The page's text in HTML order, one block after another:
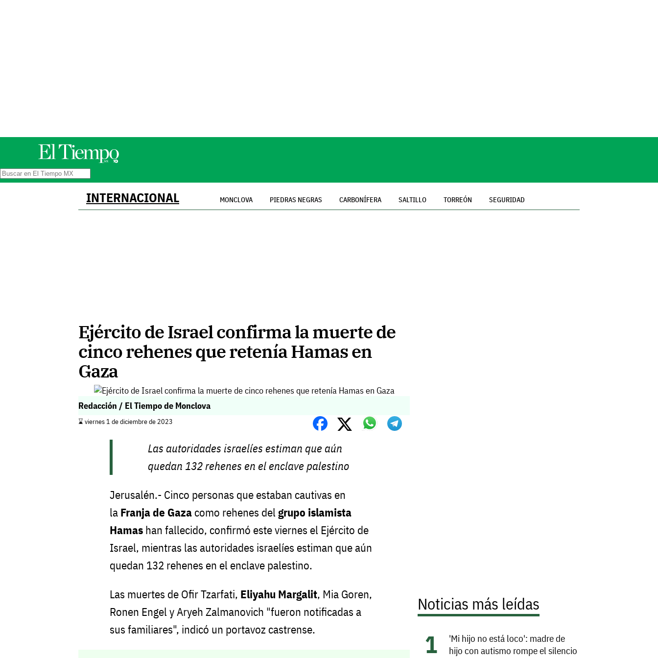
INTERNACIONAL MONCLOVA PIEDRAS NEGRAS CARBONÍFERA SALTILLO TORREÓN SEGURIDAD
Ejército de Israel confirma la muerte de
cinco rehenes que retenía Hamas en
Gaza
Redacción / El Tiempo de Monclova
⌛️ viernes 1 de diciembre de 2023
Las autoridades israelíes estiman que aún
quedan 132 rehenes en el enclave palestino
Jerusalén.- Cinco personas que estaban cautivas en
la Franja de Gaza como rehenes del grupo islamista
Hamas han fallecido, confirmó este viernes el Ejército de
Israel, mientras las autoridades israelíes estiman que aún
quedan 132 rehenes en el enclave palestino.
Las muertes de Ofir Tzarfati, Eliyahu Margalit, Mia Goren,
Ronen Engel y Aryeh Zalmanovich "fueron notificadas a
sus familiares", indicó un portavoz castrense.
Noticias más leídas
'Mi hijo no está loco': madre de
hijo con autismo rompe el silencio